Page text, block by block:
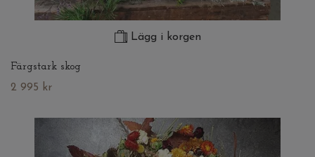
Lägg i korgen
Färgstark skog
2 995 kr